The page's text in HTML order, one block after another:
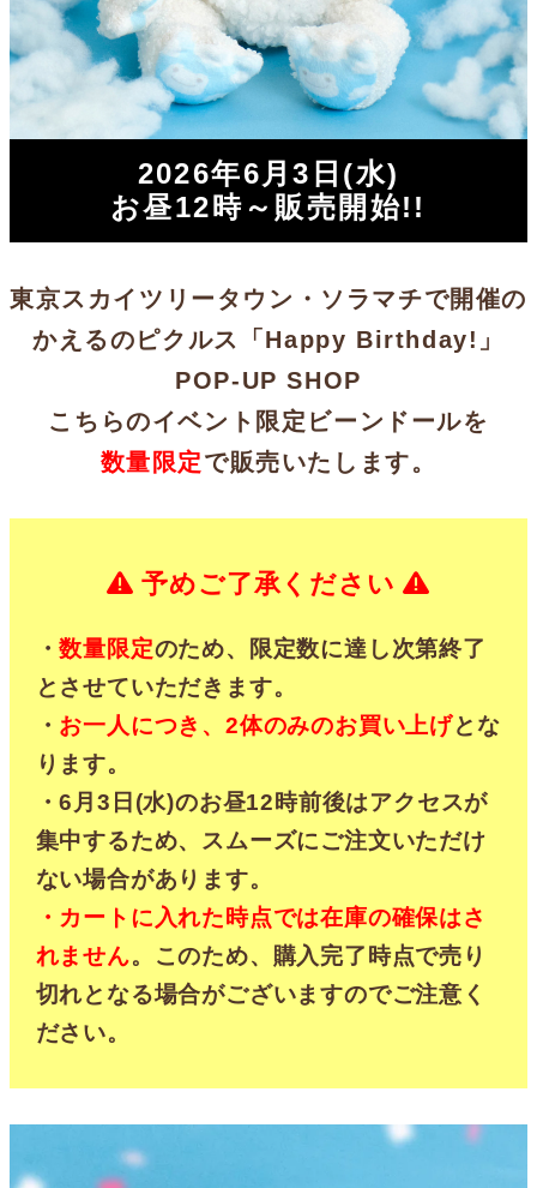
2026年6月3日(水)
お昼12時～販売開始!!
東京スカイツリータウン・ソラマチで開催の
かえるのピクルス「Happy Birthday!」
POP-UP SHOP
こちらのイベント限定ビーンドールを
数量限定で販売いたします。
予めご了承ください
・数量限定のため、限定数に達し次第終了
とさせていただきます。
・ お一人につき、2体のみのお買い上げとな
ります。
・6月3日(水)のお昼12時前後はアクセスが
集中するため、スムーズにご注文いただけ
ない場合があります。
・カートに入れた時点では在庫の確保はさ
れません。このため、購入完了時点で売り
切れとなる場合がございますのでご注意く
ださい。